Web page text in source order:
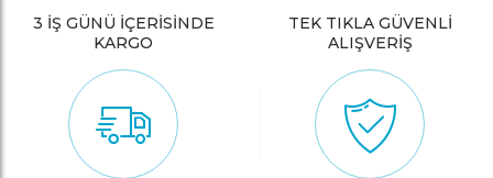
3 İŞ GÜNÜ İÇERİSİNDE
KARGO
TEK TIKLA GÜVENLİ
ALIŞVERİŞ